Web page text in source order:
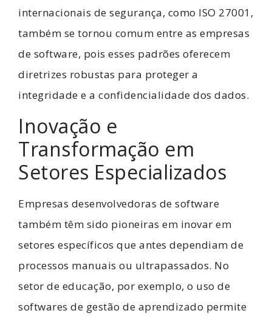
internacionais de segurança, como ISO 27001,
também se tornou comum entre as empresas
de software, pois esses padrões oferecem
diretrizes robustas para proteger a
integridade e a confidencialidade dos dados.
Inovação e
Transformação em
Setores Especializados
Empresas desenvolvedoras de software
também têm sido pioneiras em inovar em
setores específicos que antes dependiam de
processos manuais ou ultrapassados. No
setor de educação, por exemplo, o uso de
softwares de gestão de aprendizado permite